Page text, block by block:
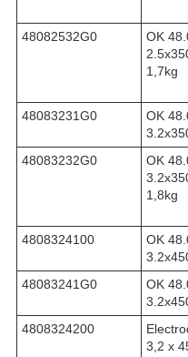
48082532G0
OK
1,7kg
48083231G0
OK
48083232G0
OK
1,8kg
4808324100
OK
48083241G0
OK
4808324200
3,2 x